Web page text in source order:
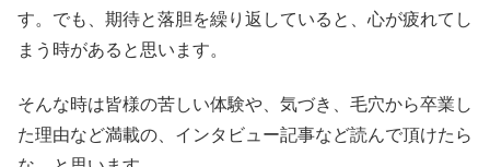
す。でも、期待と落胆を繰り返していると、心が疲れてし
まう時があると思います。
そんな時は皆様の苦しい体験や、気づき、毛穴から卒業し
た理由など満載の、インタビュー記事など読んで頂けたら